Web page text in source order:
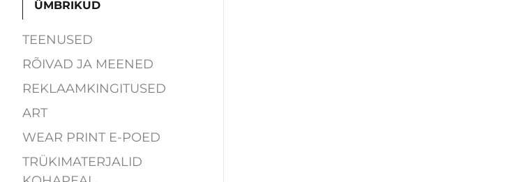
ÜMBRIKUD
TEENUSED
RÕIVAD JA MEENED
REKLAAMKINGITUSED
ART
WEAR PRINT E-POED
TRÜKIMATERJALID